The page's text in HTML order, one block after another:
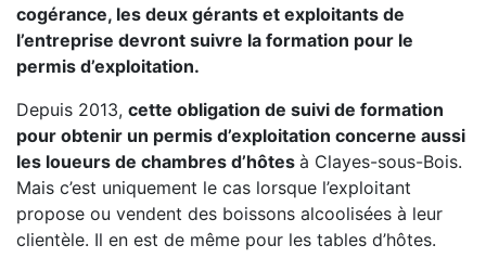
cogérance, les deux gérants et exploitants de
l’entreprise devront suivre la formation pour le
permis d’exploitation.
Depuis 2013, cette obligation de suivi de formation
pour obtenir un permis d’exploitation concerne aussi
les loueurs de chambres d’hôtes à Clayes-sous-Bois.
Mais c’est uniquement le cas lorsque l’exploitant
propose ou vendent des boissons alcoolisées à leur
clientèle. Il en est de même pour les tables d’hôtes.